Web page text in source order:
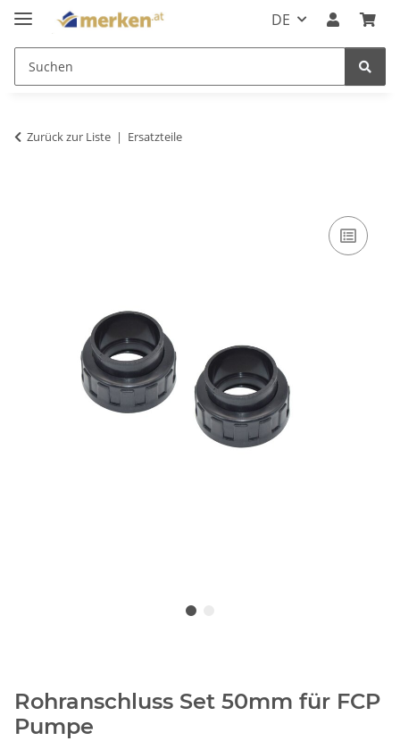
DE
Zurück zur Liste Ersatzteile
Rohranschluss Set 50mm für FCP
Pumpe